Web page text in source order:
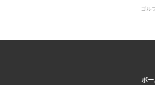
ゴル
ボ